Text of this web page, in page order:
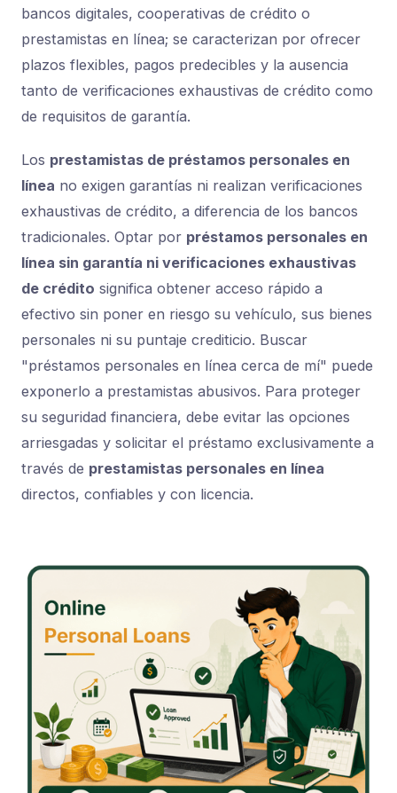
bancos digitales, cooperativas de crédito o
prestamistas en línea; se caracterizan por ofrecer
plazos flexibles, pagos predecibles y la ausencia
tanto de verificaciones exhaustivas de crédito como
de requisitos de garantía.
Los prestamistas de préstamos personales en
línea no exigen garantías ni realizan verificaciones
exhaustivas de crédito, a diferencia de los bancos
tradicionales. Optar por préstamos personales en
línea sin garantía ni verificaciones exhaustivas
de crédito significa obtener acceso rápido a
efectivo sin poner en riesgo su vehículo, sus bienes
personales ni su puntaje crediticio. Buscar
"préstamos personales en línea cerca de mí" puede
exponerlo a prestamistas abusivos. Para proteger
su seguridad financiera, debe evitar las opciones
arriesgadas y solicitar el préstamo exclusivamente a
través de prestamistas personales en línea
directos, confiables y con licencia.